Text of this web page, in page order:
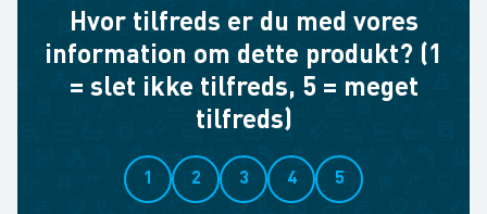
Hvor tilfreds er du med vores
information om dette produkt? (1
= slet ikke tilfreds, 5 = meget
tilfreds)
1 2 3 4 5